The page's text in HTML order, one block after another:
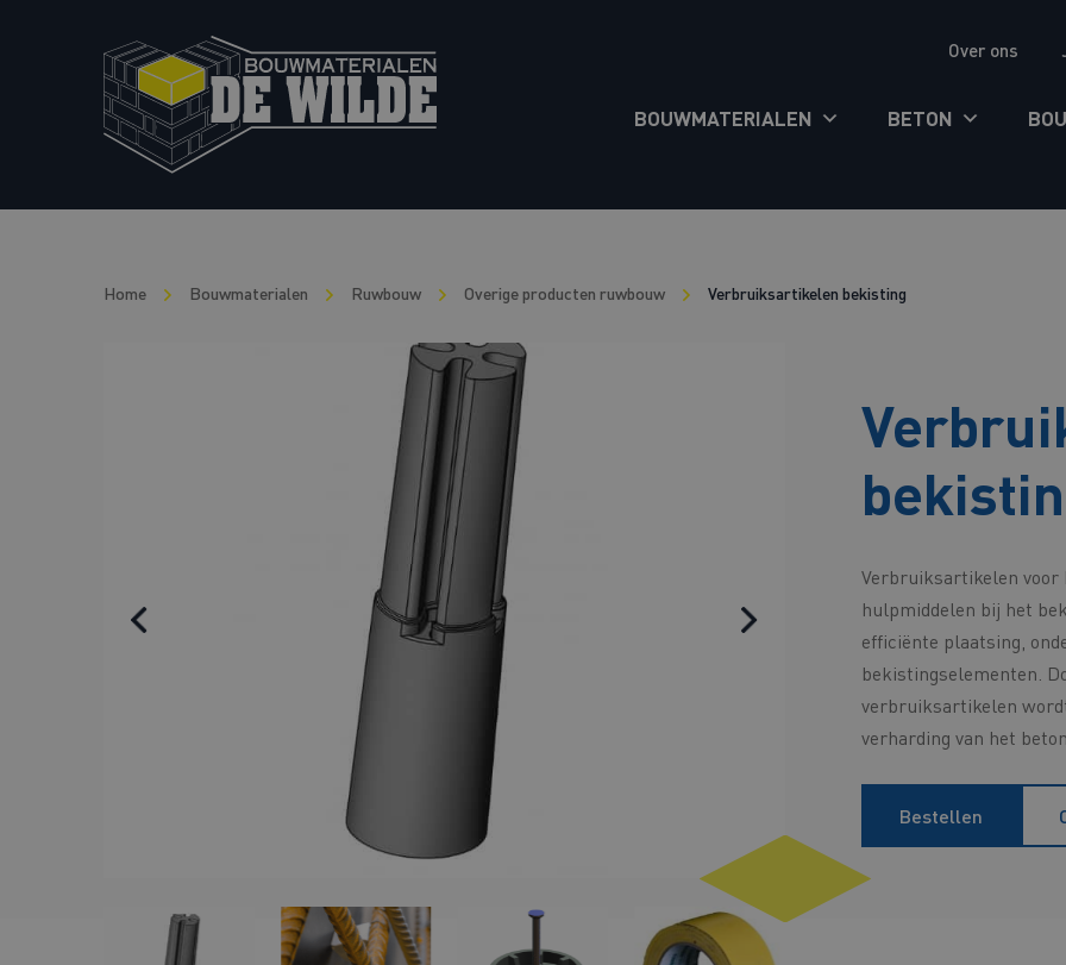
Over ons
BOUWMATERIALEN BETON
Home Bouwmaterialen Ruwbouw Overige producten ruwbouw Verbruiksartikelen bekisting
Verbruiksartikelen voor
hulpmiddelen bij het
efficiënte plaatsing,
bekistingselementen.
verbruiksartikelen
verharding van het
Bestellen